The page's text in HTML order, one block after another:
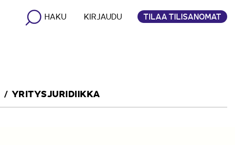
HAKU KIRJAUDU TILAA TILISANOMAT
YRITYSJURIDIIKKA